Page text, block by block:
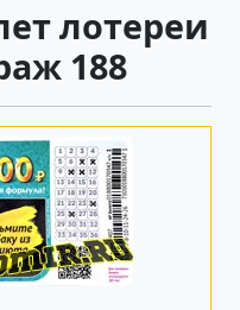
лотереи
188